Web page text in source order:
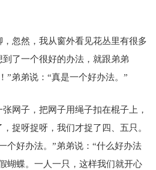
忽然，我从窗外看见花丛里有很多
了一个很好的办法，就跟弟弟
”弟弟说：“真是一个好办法。”
网子，把网子用绳子扣在棍子上，
捉呀捉呀，我们才捉了四、五只。
个好办法。”弟弟说：“什么好办法
蝴蝶。一人一只，这样我们就开心